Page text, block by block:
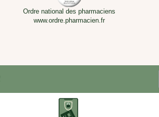
Ordre national des pharmaciens
www.ordre.pharmacien.fr